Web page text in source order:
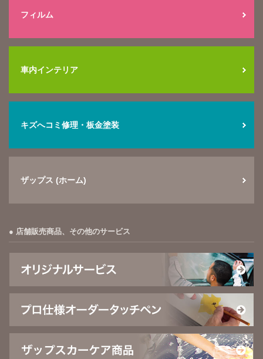
フィルム
車内インテリア
キズへコミ修理・板金塗装
ザップス (ホーム)
店舗販売商品、その他のサービス